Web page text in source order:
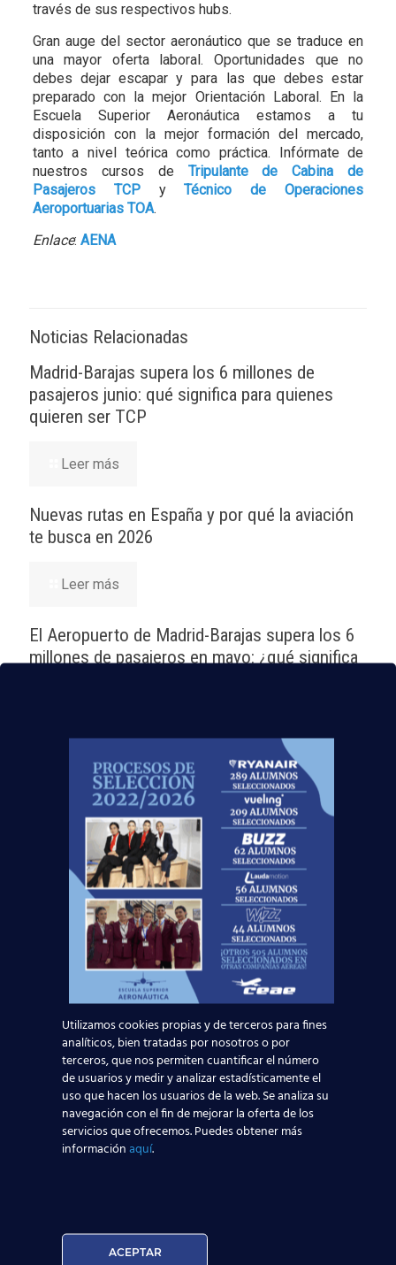
través de sus respectivos hubs.
Gran auge del sector aeronáutico que se traduce en
una mayor oferta laboral. Oportunidades que no
debes dejar escapar y para las que debes estar
preparado con la mejor Orientación Laboral. En la
Escuela Superior Aeronáutica estamos a tu
disposición con la mejor formación del mercado,
tanto a nivel teórica como práctica. Infórmate de
nuestros cursos de Tripulante de Cabina de
Pasajeros TCPyTécnico de Operaciones
Aeroportuarias TOA.
Enlace: AENA
Noticias Relacionadas
Madrid-Barajas supera los 6 millones de
pasajeros junio: qué significa para quienes
quieren ser TCP
Leer más
Nuevas rutas en España y por qué la aviación
te busca en 2026
Leer más
El Aeropuerto de Madrid-Barajas supera los 6
millones de pasajeros en mayo: ¿qué significa
Curso:
Centro: Edad:
Acepto laPolítica de Privacidad
darle respuesta. Puede ejercer sus derechos de
protección de datos a través del e-mail
Utilizamos cookies propias y de terceros para fines
analíticos, bien tratadas por nosotros o por
terceros, que nos permiten cuantificar el número
de usuarios y medir y analizar estadísticamente el
uso que hacen los usuarios de la web. Se analiza su
navegación con el fin de mejorar la oferta de los
servicios que ofrecemos. Puedes obtener más
informaciónaquí.
ACEPTAR